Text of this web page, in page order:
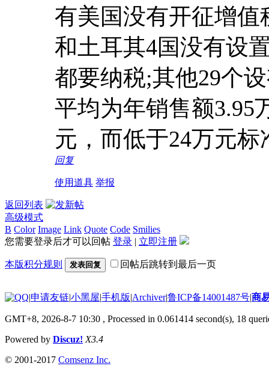
有美国没有开征增
和土耳其4国没有设
都要纳税;其他29个
平均为年销售额3.95
元，而低于24万元
回复
使用道具 举报
返回列表
高级模式
B Color Image Link Quote Code Smilies
您需要登录后才可以回帖 登录 | 立即注册
本版积分规则 发表回复 回帖后跳转到最后一页
|申请友链|小黑屋|手机版|Archiver|鲁ICP备14001487号|商
GMT+8, 2026-8-7 10:30 , Processed in 0.061414 second(s), 18
Powered by Discuz! X3.4
© 2001-2017 Comsenz Inc.